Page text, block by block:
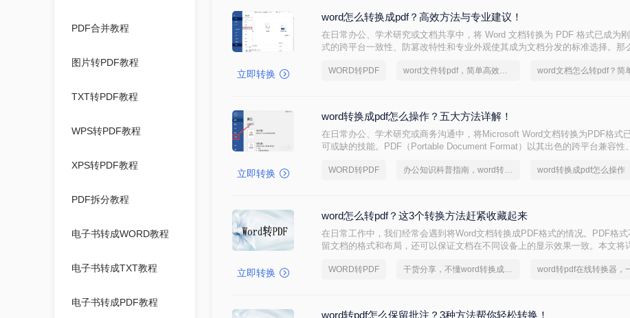
PDF合并教程
图片转PDF教程
TXT转PDF教程
WPS转PDF教程
XPS转PDF教程
PDF拆分教程
电子书转成WORD教程
电子书转成TXT教程
电子书转成PDF教程
立即转换
word怎么转换成pdf？高效方法与专业建议！
在日常办公、学术研究或文档共享中，将 Word 文档转换为 PDF 格式已成为
式的跨平台一致性、防篡改特性和专业外观使其成为文档分发的标准选择。那
换。
WORD转PDF word文件转pdf，简单高效的转换方法
立即转换
word转换成pdf怎么操作？五大方法详解！
在日常办公、学术研究或商务沟通中，将Microsoft Word文档转换为PDF格式
可或缺的技能。PDF（Portable Document Format）以其出色的跨平台兼容性
一个高质量的PDF文件能确保在任何设备上呈现的效果都与您的初衷一致。尽
WORD转PDF 办公知识科普指南，word转换成pdf的操作方法 word转换成pdf怎么操作
立即转换
word怎么转pdf？这3个转换方法赶紧收藏起来
在日常工作中，我们经常会遇到将Word文档转换成PDF格式的情况。PDF格式
留文档的格式和布局，还可以保证文档在不同设备上的显示效果一致。本文将
WORD转PDF 干货分享，不懂word转换成pdf的朋友快快收藏起来
word转pdf怎么保留批注？3种方法帮你轻松转换！